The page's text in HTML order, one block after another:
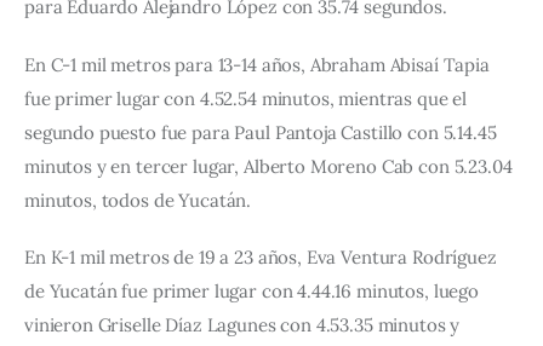
para Eduardo Alejandro López con 35.74 segundos.
En C-1 mil metros para 13-14 años, Abraham Abisaí Tapia
fue primer lugar con 4.52.54 minutos, mientras que el
segundo puesto fue para Paul Pantoja Castillo con 5.14.45
minutos y en tercer lugar, Alberto Moreno Cab con 5.23.04
minutos, todos de Yucatán.
En K-1 mil metros de 19 a 23 años, Eva Ventura Rodríguez
de Yucatán fue primer lugar con 4.44.16 minutos, luego
vinieron Griselle Díaz Lagunes con 4.53.35 minutos y